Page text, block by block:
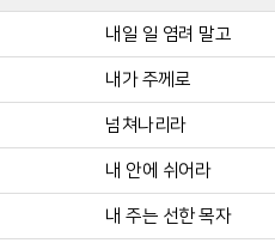
내일 일 염려 말고
내가 주께로
넘쳐나리라
내 안에 쉬어라
내 주는 선한 목자